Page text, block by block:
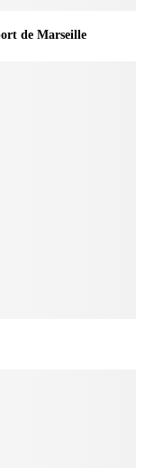
de Marseille